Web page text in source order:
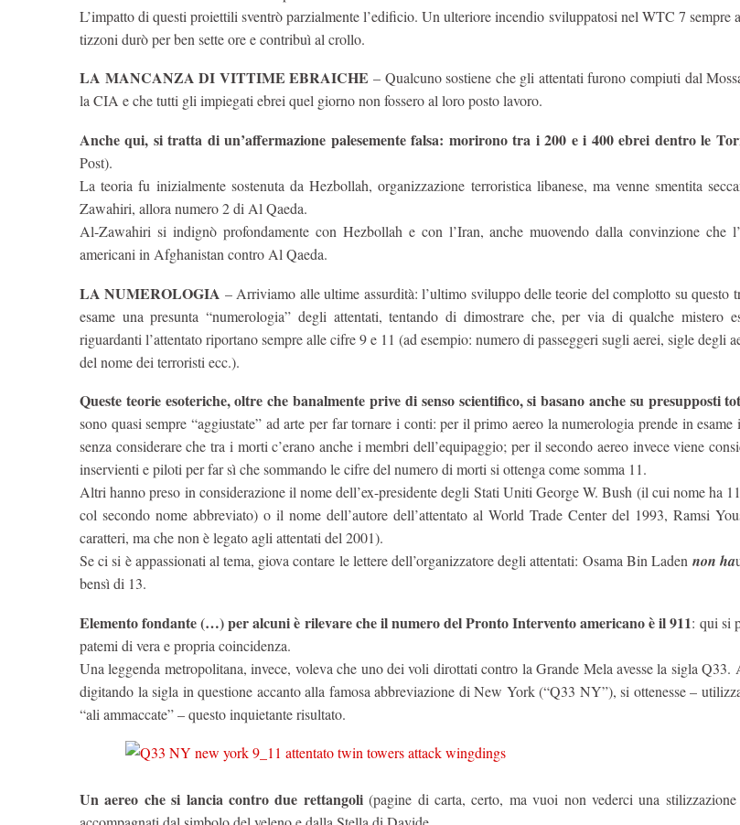
L’impatto di questi proiettili sventrò parzialmente l’edificio. Un ulteriore incendio sviluppatosi nel WTC 7 sempre
tizzoni durò per ben sette ore e contribuì al crollo.
LA MANCANZA DI VITTIME EBRAICHE – Qualcuno sostiene che gli attentati furono compiuti dal
la CIA e che tutti gli impiegati ebrei quel giorno non fossero al loro posto lavoro.
Anche qui, si tratta di un’affermazione palesemente falsa: morirono tra i 200 e i 400 ebrei dentro le
Post).
La teoria fu inizialmente sostenuta da Hezbollah, organizzazione terroristica libanese, ma venne smentita
Zawahiri, allora numero 2 di Al Qaeda.
Al-Zawahiri si indignò profondamente con Hezbollah e con l’Iran, anche muovendo dalla convinzione che
americani in Afghanistan contro Al Qaeda.
LA NUMEROLOGIA – Arriviamo alle ultime assurdità: l’ultimo sviluppo delle teorie del complotto su questo
esame una presunta “numerologia” degli attentati, tentando di dimostrare che, per via di qualche mistero
riguardanti l’attentato riportano sempre alle cifre 9 e 11 (ad esempio: numero di passeggeri sugli aerei, sigle degli
del nome dei terroristi ecc.).
Queste teorie esoteriche, oltre che banalmente prive di senso scientifico, si basano anche su presupposti
sono quasi sempre “aggiustate” ad arte per far tornare i conti: per il primo aereo la numerologia prende in
senza considerare che tra i morti c’erano anche i membri dell’equipaggio; per il secondo aereo invece viene
inservienti e piloti per far sì che sommando le cifre del numero di morti si ottenga come somma 11.
Altri hanno preso in considerazione il nome dell’ex-presidente degli Stati Uniti George W. Bush (il cui nome ha
col secondo nome abbreviato) o il nome dell’autore dell’attentato al World Trade Center del 1993, Ramsi
caratteri, ma che non è legato agli attentati del 2001).
Se ci si è appassionati al tema, giova contare le lettere dell’organizzatore degli attentati: Osama Bin Ladennon ha
bensì di 13.
Elemento fondante (…) per alcuni è rilevare cheil numero del Pronto Intervento americano è il 911: qui si
patemi di vera e propria coincidenza.
Una leggenda metropolitana, invece, voleva che uno dei voli dirottati contro la Grande Mela avesse la sigla Q33.
digitando la sigla in questione accanto alla famosa abbreviazione di New York (“Q33 NY”), si ottenesse –
“ali ammaccate” – questo inquietante risultato.
Un aereo che si lancia contro due rettangoli(pagine di carta, certo, ma vuoi non vederci una